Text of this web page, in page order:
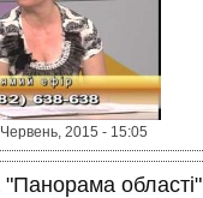
2015 - 15:05
області"